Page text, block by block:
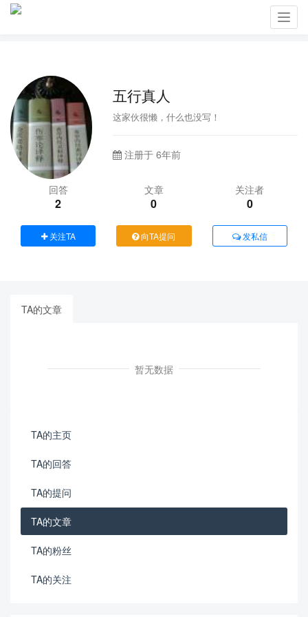
五行真人
这家伙很懒，什么也没写！
注册于 6年前
回答
2
文章
0
关注者
0
关注TA 向TA提问 发私信
TA的文章
暂无数据
TA的主页
TA的回答
TA的提问
TA的文章
TA的粉丝
TA的关注